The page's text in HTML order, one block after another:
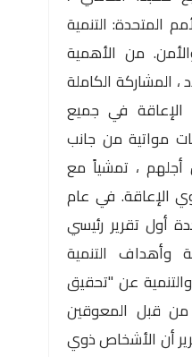
المتحدة: التنمية
من الأهمية
المشاركة الكاملة
الإعاقة في جميع
مواتية من جانب
، تمشياً مع
الإعاقة. في عام
أول تقرير رئيسي
وأهداف التنمية
عن "تحقيق
من قبل المعوقين
أن الأشخاص ذوي